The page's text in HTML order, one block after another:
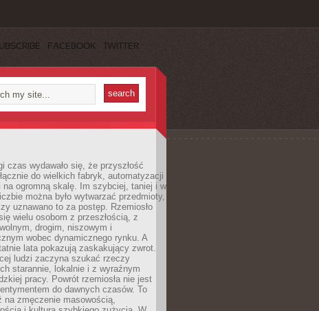
FACEBOOK TWITTER
czas wydawało się, że przyszłość
do wielkich fabryk, automatyzacji
na ogromną skalę. Im szybciej, taniej i w
można było wytwarzać przedmioty,
uznawano to za postęp. Rzemiosło
wielu osobom z przeszłością, z
drogim, niszowym i
wobec dynamicznego rynku. A
lata pokazują zaskakujący zwrot.
ludzi zaczyna szukać rzeczy
starannie, lokalnie i z wyraźnym
pracy. Powrót rzemiosła nie jest
do dawnych czasów. To
na zmęczenie masowością,